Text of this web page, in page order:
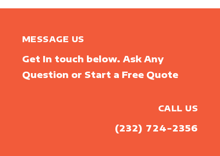
MESSAGE US
Get In touch below. Ask Any
Question or Start a Free Quote
CALL US
(232) 724-2356